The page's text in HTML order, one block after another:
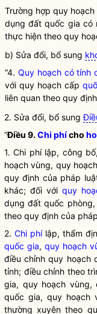
Trường hợp quy hoạch
dụng đất quốc gia có
thực hiện theo quy
b) Sửa đổi, bổ sung
“4. Quy hoạch có tính
với quy hoạch cấp
liên quan theo quy
2. Sửa đổi, bổ sung
“Điều 9.Chi phícho
1.Chi phílập, công
hoạch vùng, quy
quy định của pháp
khác; đối với quy
dụng đất quốc
theo quy định của pháp
2. Chi phílập, thẩm
quốc gia,quy hoạch
điều chỉnh quy hoạch
tỉnh; điều chỉnh theo
gia, quy hoạch vùng,
quốc gia, quy hoạch
thường xuyên theo